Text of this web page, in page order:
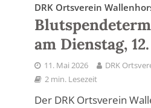
DRK Ortsverein
am Dienstag,
11. Mai 2026
DRK
2 min. Lesezeit
Der DRK Ortsverein